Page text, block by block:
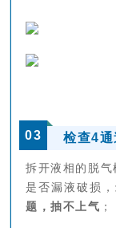
03 检查4
拆开液相的脱
是否漏液破损，
题，抽不上气 ；